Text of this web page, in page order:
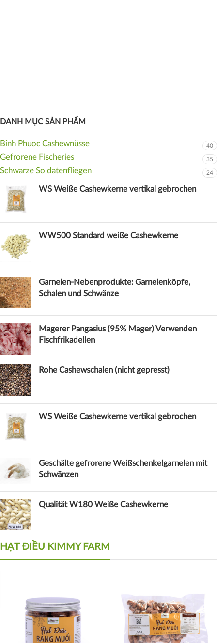
DANH MỤC SẢN PHẨM
Binh Phuoc Cashewnüsse 40
Gefrorene Fischeries 35
Schwarze Soldatenfliegen 24
WS Weiße Cashewkerne vertikal gebrochen
WW500 Standard weiße Cashewkerne
Garnelen-Nebenprodukte: Garnelenköpfe,
Schalen und Schwänze
Magerer Pangasius (95% Mager) Verwenden
Fischfrikadellen
Rohe Cashewschalen (nicht gepresst)
WS Weiße Cashewkerne vertikal gebrochen
Geschälte gefrorene Weißschenkelgarnelen mit
Schwänzen
Qualität W180 Weiße Cashewkerne
HẠT ĐIỀU KIMMY FARM